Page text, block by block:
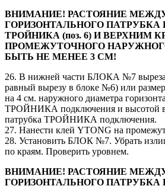
ВНИМАНИЕ! РАСТОЯНИЕ
ГОРИЗОНТАЛЬНОГО
ТРОЙНИКА (поз. 6) И ВЕРХНИМ
ПРОМЕЖУТОЧНОГО
БЫТЬ НЕ МЕНЕЕ 3 СМ!
26. В нижней части БЛОКА №7
равный вырезу в блоке №6) или
на 4 см. наружного диаметра
ТРОЙНИКА подключения и высотой
патрубка ТРОЙНИКА подключения.
27. Нанести клей YTONG на
28. Установить БЛОК №7. Убрать
по краям. Проверить уровнем.
ВНИМАНИЕ! РАСТОЯНИЕ
ГОРИЗОНТАЛЬНОГО